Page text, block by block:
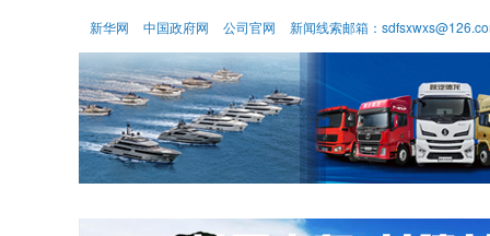
新华网 中国政府网 公司官网 新闻线索邮箱：